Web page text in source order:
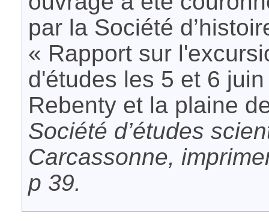
par la Société
« Rapport sur
d'études les 5 et 6
Rebenty et la plaine
Société d’études
Carcassonne,
p 39.